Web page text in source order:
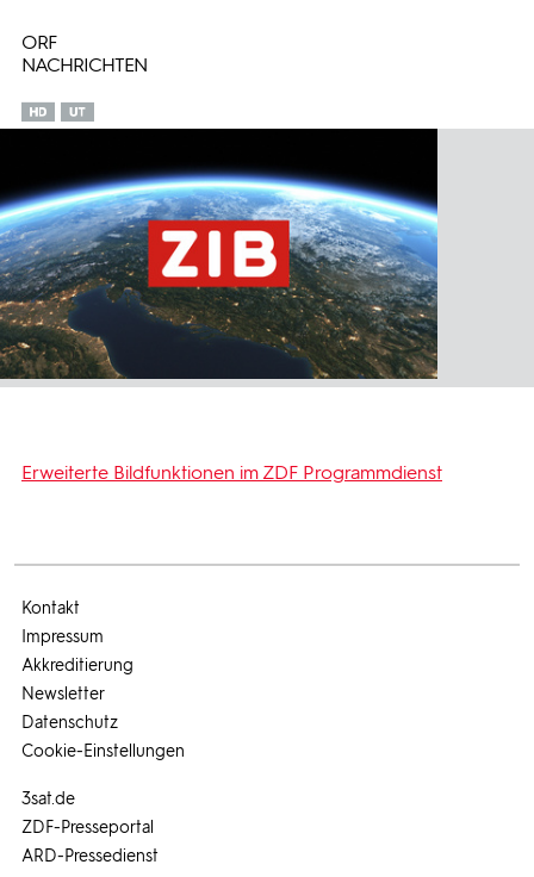
ORF
NACHRICHTEN
Erweiterte Bildfunktionen im ZDF Programmdienst
3sat.de
ZDF-Presseportal
ARD-Pressedienst
Kontakt
Impressum
Akkreditierung
Newsletter
Datenschutz
Cookie-Einstellungen